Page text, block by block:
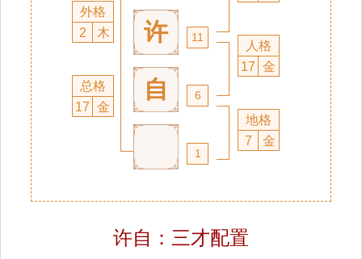
外格
2
木
总格
17 金
许
自
11
6
1
人格
17 金
地格
7
金
许自：三才配置